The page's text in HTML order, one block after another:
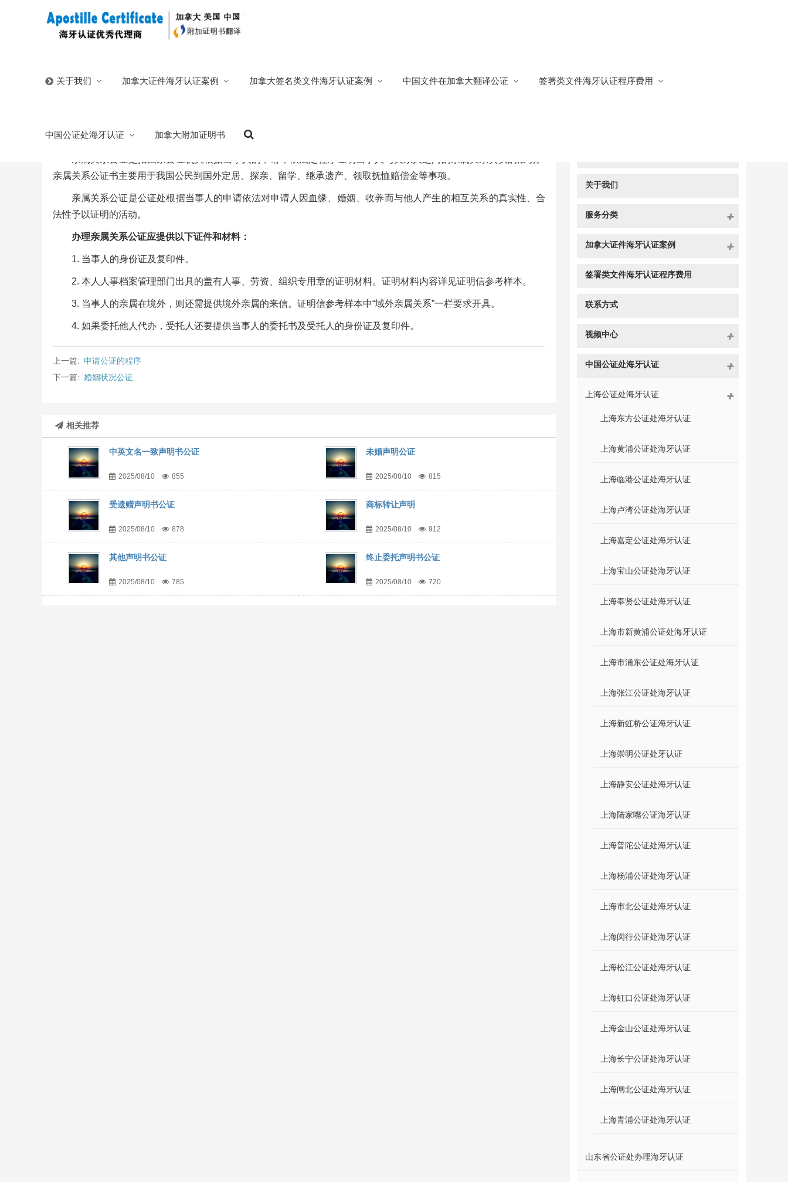
关于我们 加拿大证件海牙认证案例 加拿大签名类文件海牙认证案例 中国文件在加拿大翻译公证 签署类文件海牙认证程序费用
中国公证处海牙认证 加拿大附加证明书
2025/07/13 分类: 中国公证处海牙认证 石家庄市燕赵公证处海牙认证
亲属关系公证书主要用于我国公民到国外定居、探亲、留学、继承遗产、领取抚恤赔偿金等事项。
亲属关系公证是公证处根据当事人的申请依法对申请人因血缘、婚姻、收养而与他人产生的相互关系的真实性、合
法性予以证明的活动。
办理亲属关系公证应提供以下证件和材料：
1. 当事人的身份证及复印件。
2. 本人人事档案管理部门出具的盖有人事、劳资、组织专用章的证明材料。证明材料内容详见证明信参考样本。
3. 当事人的亲属在境外，则还需提供境外亲属的来信。证明信参考样本中“域外亲属关系”一栏要求开具。
4. 如果委托他人代办，受托人还要提供当事人的委托书及受托人的身份证及复印件。
上一篇: 申请公证的程序
下一篇: 婚姻状况公证
相关推荐
中英文名一致声明书公证
2025/08/10 855
未婚声明公证
2025/08/10 815
受遗赠声明书公证
2025/08/10 878
商标转让声明
2025/08/10 912
其他声明书公证
2025/08/10 785
终止委托声明书公证
2025/08/10 720
关于我们
服务分类
加拿大证件海牙认证案例
签署类文件海牙认证程序费用
联系方式
视频中心
中国公证处海牙认证
上海公证处海牙认证
上海东方公证处海牙认证
上海黄浦公证处海牙认证
上海临港公证处海牙认证
上海卢湾公证处海牙认证
上海嘉定公证处海牙认证
上海宝山公证处海牙认证
上海奉贤公证处海牙认证
上海市新黄浦公证处海牙认证
上海市浦东公证处海牙认证
上海张江公证处海牙认证
上海新虹桥公证海牙认证
上海崇明公证处牙认证
上海静安公证处海牙认证
上海陆家嘴公证海牙认证
上海普陀公证处海牙认证
上海杨浦公证处海牙认证
上海市北公证处海牙认证
上海闵行公证处海牙认证
上海松江公证处海牙认证
上海虹口公证处海牙认证
上海金山公证处海牙认证
上海长宁公证处海牙认证
上海闸北公证处海牙认证
上海青浦公证处海牙认证
山东省公证处办理海牙认证